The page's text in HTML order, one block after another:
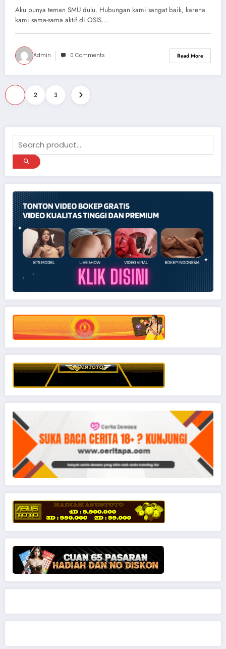
Aku punya teman SMU dulu. Hubungan kami sangat baik, karena
kami sama-sama aktif di OSIS.…
Admin 0 Comments Read More
Paginasi
pos
2 3